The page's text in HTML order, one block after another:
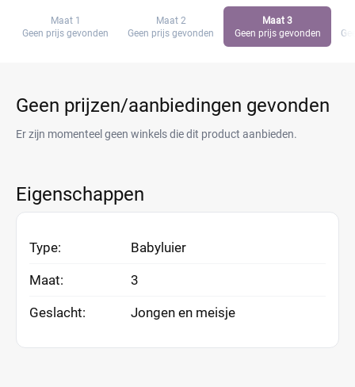
Maat 1
Geen prijs gevonden
Maat 2
Geen prijs gevonden
Maat 3
Geen prijs gevonden
Geen prijzen/aanbiedingen gevonden
Er zijn momenteel geen winkels die dit product aanbieden.
Eigenschappen
Type: Babyluier
Maat: 3
Geslacht: Jongen en meisje